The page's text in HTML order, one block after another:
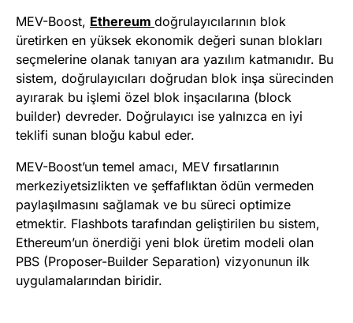
MEV-Boost, Ethereum doğrulayıcılarının blok
üretirken en yüksek ekonomik değeri sunan blokları
seçmelerine olanak tanıyan ara yazılım katmanıdır. Bu
sistem, doğrulayıcıları doğrudan blok inşa sürecinden
ayırarak bu işlemi özel blok inşacılarına (block
builder) devreder. Doğrulayıcı ise yalnızca en iyi
teklifi sunan bloğu kabul eder.
MEV-Boost’un temel amacı, MEV fırsatlarının
merkeziyetsizlikten ve şeffaflıktan ödün vermeden
paylaşılmasını sağlamak ve bu süreci optimize
etmektir. Flashbots tarafından geliştirilen bu sistem,
Ethereum’un önerdiği yeni blok üretim modeli olan
PBS (Proposer-Builder Separation) vizyonunun ilk
uygulamalarından biridir.